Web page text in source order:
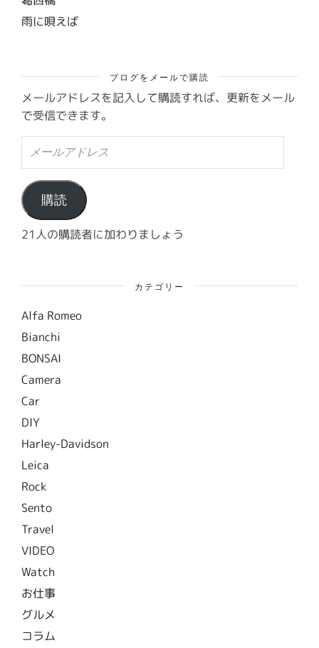
雨に唄えば
ブログをメールで購読
メールアドレスを記入して購読すれば、更新をメール
で受信できます。
ル
ア
ド
レ
ス
購読
21人の購読者に加わりましょう
カテゴリー
Alfa Romeo
Bianchi
BONSAI
Camera
Car
DIY
Harley-Davidson
Leica
Rock
Sento
Travel
VIDEO
Watch
お仕事
グルメ
コラム